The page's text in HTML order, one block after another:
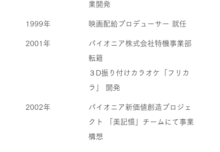
業開発
1999年 映画配給プロデューサー 就任
2001年
パイオニア株式会社特機事業部
転籍
３D振り付けカラオケ「フリカ
ラ」 開発
2002年
パイオニア新価値創造プロジェ
クト ​「美記憶」チームにて事業
構想